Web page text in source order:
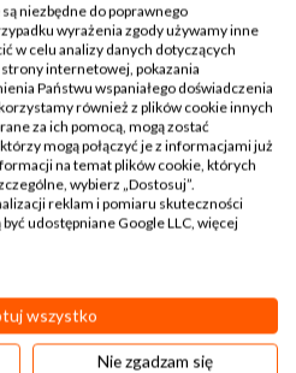
niezbędne do poprawnego
wyrażenia zgody używamy inne
w celu analizy danych dotyczących
internetowej, pokazania
Państwu wspaniałego doświadczenia
również z plików cookie innych
za ich pomocą, mogą zostać
mogą połączyć je z informacjami już
na temat plików cookie, których
wybierz „Dostosuj”.
reklam i pomiaru skuteczności
udostępniane Google LLC, więcej
wszystko
Nie zgadzam się